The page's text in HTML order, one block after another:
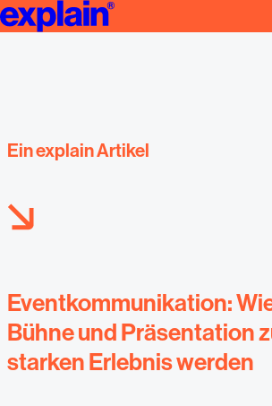
Eventkommunikation mit Wirkung | explain
Ein explain Artikel
Eventkommunikation:
Bühne und Präsentation
starken Erlebnis werden